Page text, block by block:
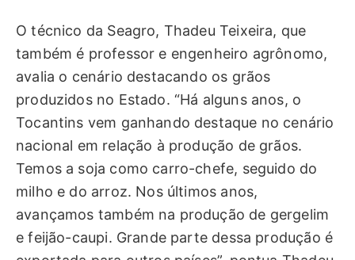
O técnico da Seagro, Thadeu Teixeira, que
também é professor e engenheiro agrônomo,
avalia o cenário destacando os grãos
produzidos no Estado. “Há alguns anos, o
Tocantins vem ganhando destaque no cenário
nacional em relação à produção de grãos.
Temos a soja como carro-chefe, seguido do
milho e do arroz. Nos últimos anos,
avançamos também na produção de gergelim
e feijão-caupi. Grande parte dessa produção é